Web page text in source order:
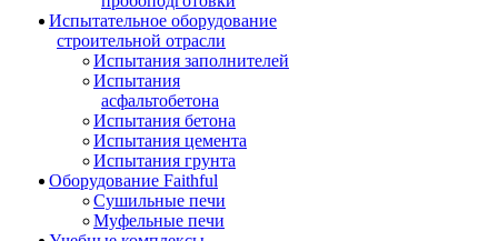
Испытательное оборудование
строительной отрасли
Испытания заполнителей
Испытания
асфальтобетона
Испытания бетона
Испытания цемента
Испытания грунта
Оборудование Faithful
Сушильные печи
Муфельные печи